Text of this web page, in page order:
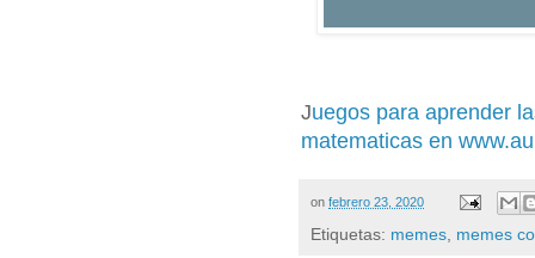
Juegos para aprender
matematicas en
on febrero 23, 2020
Etiquetas: memes memes